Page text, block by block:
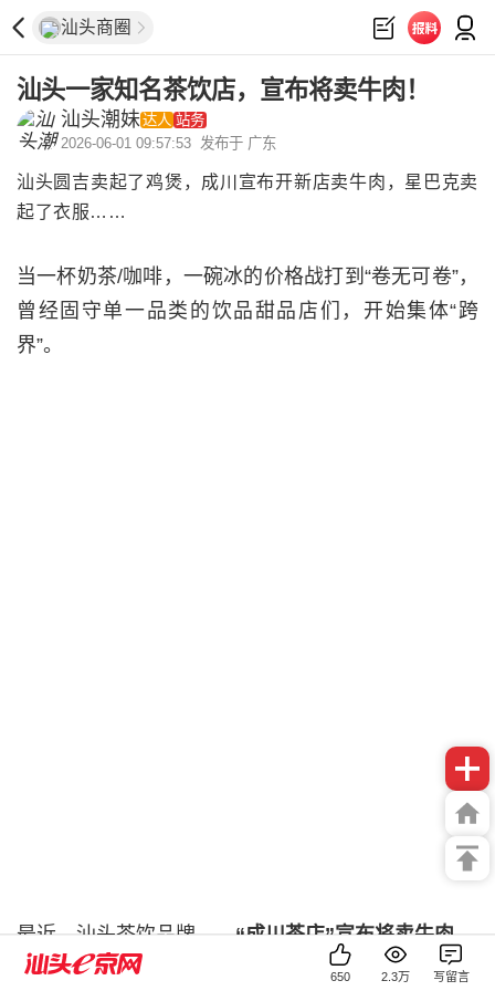
汕头商圈
汕头一家知名茶饮店，宣布将卖牛肉！
汕头潮妹达人 站务
2026-06-01 09:57:53 发布于 广东
汕头圆吉卖起了鸡煲，成川宣布开新店卖牛肉，星巴克卖
起了衣服……
当一杯奶茶/咖啡，一碗冰的价格战打到“卷无可卷”，
曾经固守单一品类的饮品甜品店们，开始集体“跨
界”。
最近，汕头茶饮品牌——“成川茶店”宣布将卖牛肉。
650 2.3万 写留言